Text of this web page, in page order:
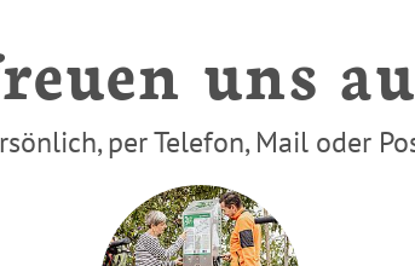
uns
per Telefon, Mail oder